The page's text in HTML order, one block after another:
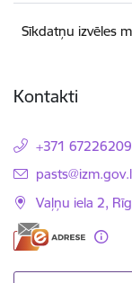
Sīkdatņu izvēles
Kontakti
+371 67226209
E-pasts:
Vaļņu iela 2,